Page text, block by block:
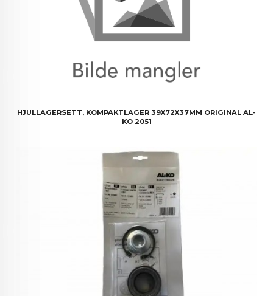
HJULLAGERSETT, KOMPAKTLAGER 39X72X37MM ORIGINAL AL-
KO 2051